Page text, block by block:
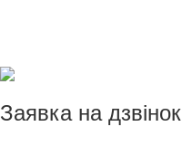
Заявка на дзвінок